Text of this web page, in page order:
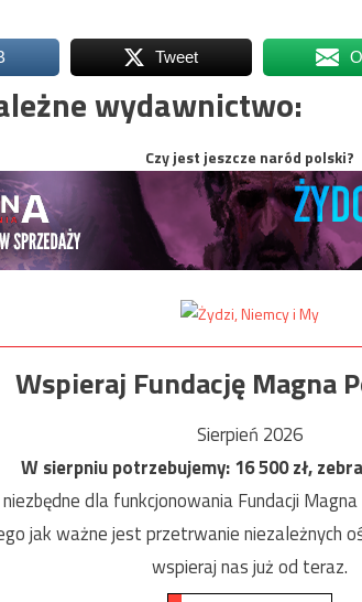
Tweet
wydawnictwo:
Czy jest jeszcze naród polski?
Wspieraj Fundację Magna
Sierpień 2026
W sierpniu potrzebujemy:16 500zł,
dla funkcjonowania Fundacji Magna
jak ważne jest przetrwanie niezależnych
wspieraj nas już od teraz.